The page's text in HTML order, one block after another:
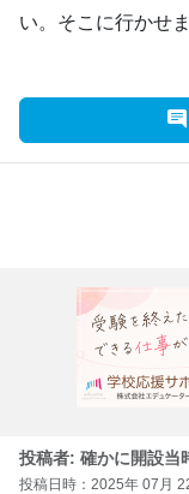
い。そこに行かせま
投稿者: 確かに開設当
投稿日時：2025年 07月